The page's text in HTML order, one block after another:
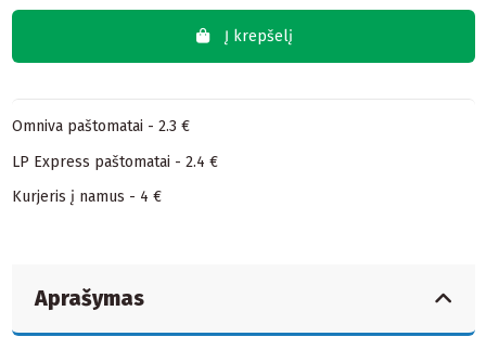
Į krepšelį
Omniva paštomatai - 2.3 €
LP Express paštomatai - 2.4 €
Kurjeris į namus - 4 €
Aprašymas